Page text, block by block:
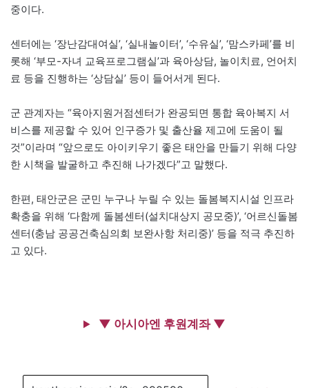
중이다.
센터에는 ‘장난감대여실’, ‘실내놀이터’, ‘수유실’, ‘맘스카페’를 비
롯해 ‘부모-자녀 교육프로그램실’과 육아상담, 놀이치료, 언어치
료 등을 진행하는 ‘상담실’ 등이 들어서게 된다.
군 관계자는 “육아지원거점센터가 완공되면 통합 육아복지 서
비스를 제공할 수 있어 인구증가 및 출산율 제고에 도움이 될
것”이라며 “앞으로도 아이키우기 좋은 태안을 만들기 위해 다양
한 시책을 발굴하고 추진해 나가겠다”고 말했다.
한편, 태안군은 군민 누구나 누릴 수 있는 돌봄복지시설 인프라
확충을 위해 ‘다함께 돌봄센터(설치대상지 공모중)’, ‘어르신돌봄
센터(충남 공공건축심의회 보완사항 처리중)’ 등을 적극 추진하
고 있다.
▼ 아시아엔 후원계좌 ▼